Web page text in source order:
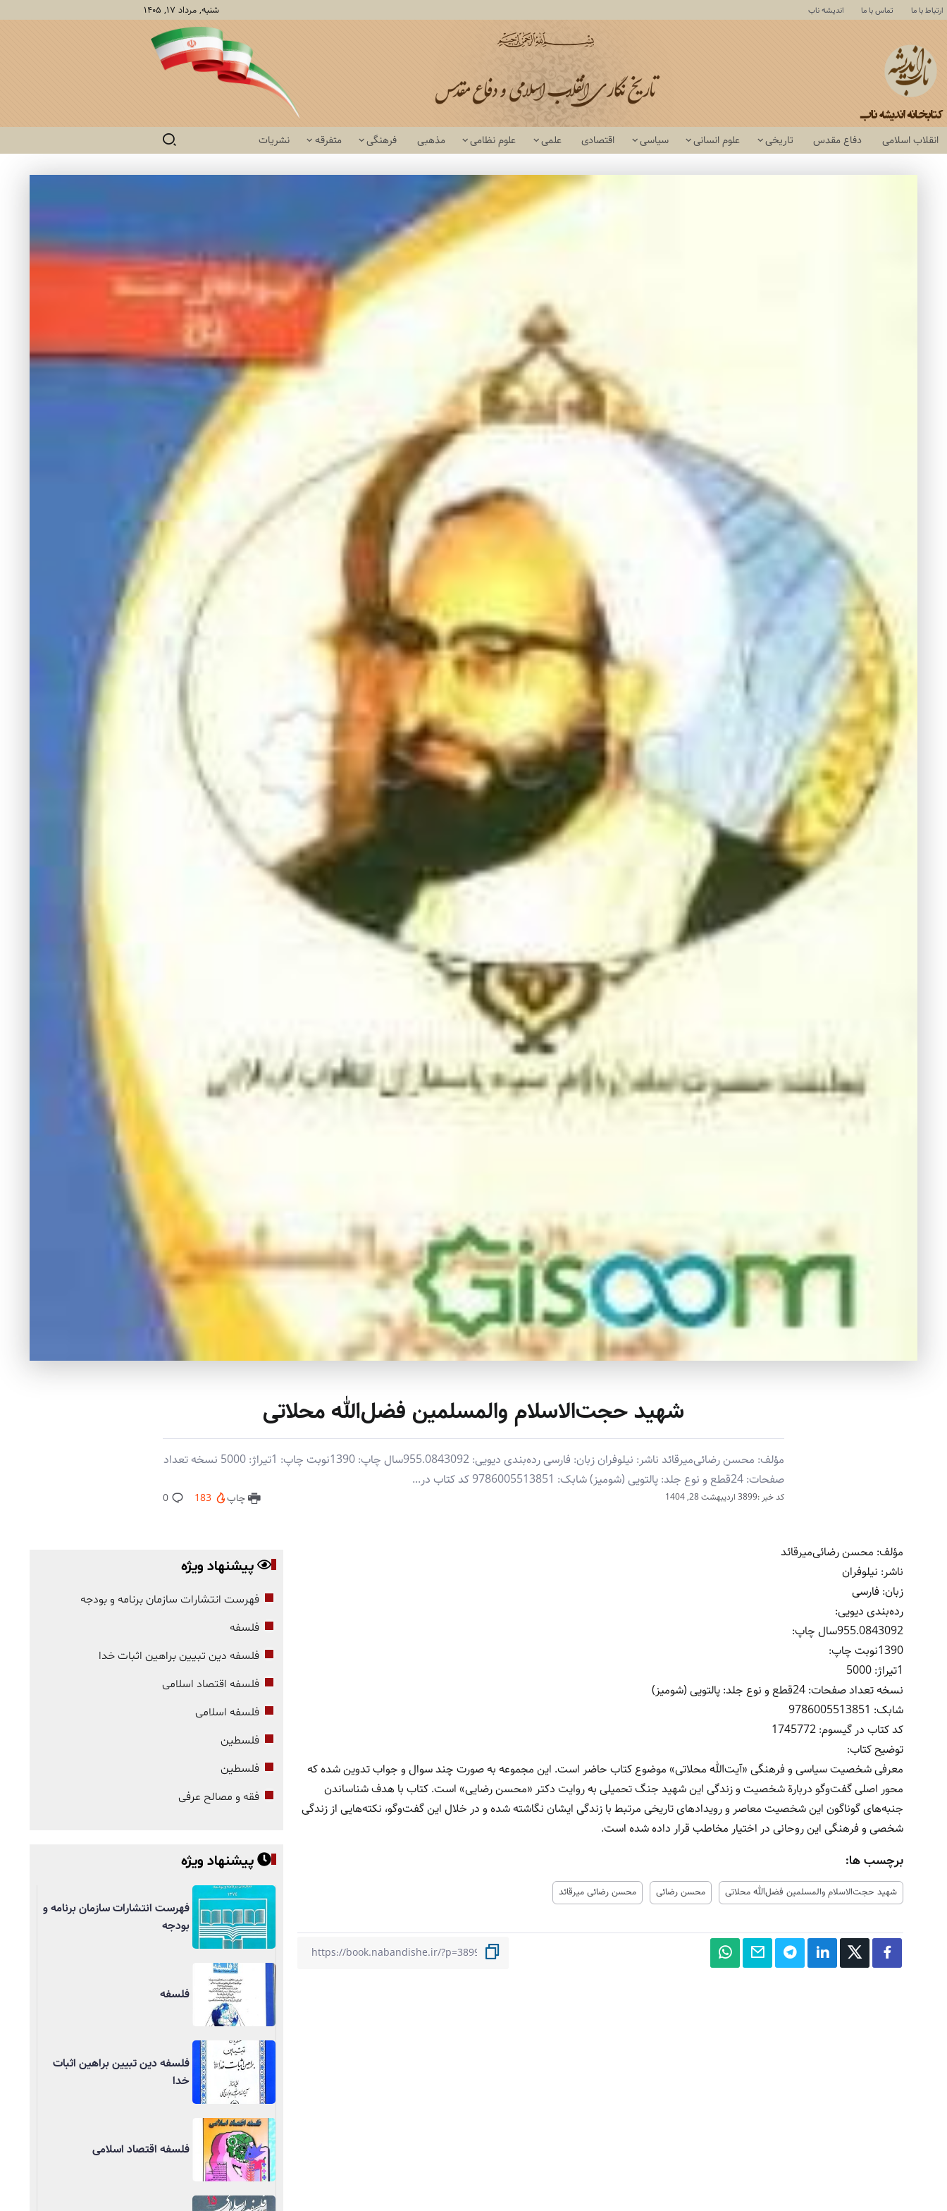
ارتباط با ما تماس با ما اندیشه ناب شنبه, مرداد ۱۷, ۱۴۰۵
انقلاب اسلامی دفاع مقدس تاریخی علوم انسانی سیاسی اقتصادی علمی علوم نظامی مذهبی فرهنگی متفرقه نشریات
شهید حجت‌الاسلام والمسلمین فضل‌الله محلاتی
مؤلف: محسن رضائی‌میرقائد ناشر: نیلوفران زبان: فارسی رده‌بندی دیویی: 955.0843092سال چاپ: 1390نوبت چاپ: 1تیراژ: 5000 نسخه تعداد
صفحات: 24قطع و نوع جلد: پالتویی (شومیز) شابک: 9786005513851 کد کتاب در...
کد خبر :3899 اردیبهشت 28, 1404 چاپ 183
0
مؤلف: محسن رضائی‌میرقائد
ناشر: نیلوفران
زبان: فارسی
رده‌بندی دیویی:
955.0843092سال چاپ:
1390نوبت چاپ:
1تیراژ: 5000
نسخه تعداد صفحات: 24قطع و نوع جلد: پالتویی (شومیز)
شابک: 9786005513851
کد کتاب در گیسوم: 1745772
توضیح کتاب:
معرفی شخصیت سیاسی و فرهنگی «آیت‌الله محلاتی» موضوع کتاب حاضر است. این مجموعه به صورت چند سوال و جواب تدوین شده که
محور اصلی گفت‌وگو دربارة شخصیت و زندگی این شهید جنگ تحمیلی به روایت دکتر «محسن رضایی» است. کتاب با هدف شناساندن
جنبه‌های گوناگون این شخصیت معاصر و رویدادهای تاریخی مرتبط با زندگی ایشان نگاشته شده و در خلال این گفت‌وگو، نکته‌هایی از زندگی
شخصی و فرهنگی این روحانی در اختیار مخاطب قرار داده شده است.
برچسب ها:
شهید حجت‌الاسلام والمسلمین فضل‌الله محلاتی محسن رضائی محسن رضائی میرقائد
پیشنهاد ویژه
فهرست انتشارات سازمان برنامه و بودجه
فلسفه
فلسفه دین تبیین براهین اثبات خدا
فلسفه اقتصاد اسلامی
فلسفه اسلامی
فلسطین
فلسطین
فقه و مصالح عرفی
پیشنهاد ویژه
فهرست انتشارات سازمان برنامه و
بودجه
فلسفه
فلسفه دین تبیین براهین اثبات
خدا
فلسفه اقتصاد اسلامی